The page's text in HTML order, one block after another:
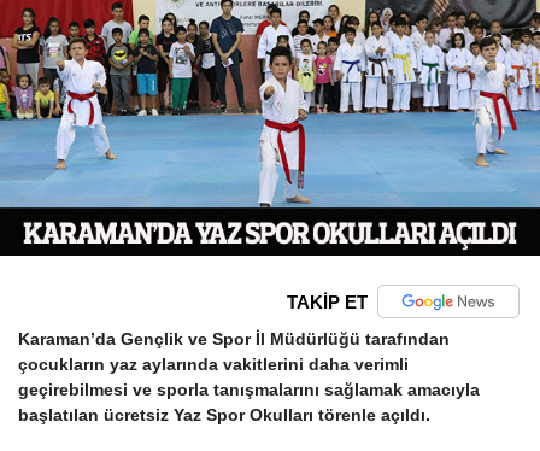
TAKİP ET
Karaman’da Gençlik ve Spor İl Müdürlüğü tarafından
çocukların yaz aylarında vakitlerini daha verimli
geçirebilmesi ve sporla tanışmalarını sağlamak amacıyla
başlatılan ücretsiz Yaz Spor Okulları törenle açıldı.